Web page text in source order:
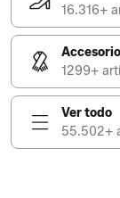
16.316+
1299+
Ver todo
55.502+